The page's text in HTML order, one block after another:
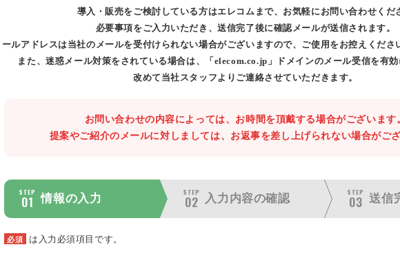
導入・販売をご検討している方はエレコムまで、お気軽にお問い合わせくだ
必要事項をご入力いただき、送信完了後に確認メールが送信されます。
ールアドレスは当社のメールを受付けられない場合がございますので、ご使用をお控えくださ
また、迷惑メール対策をされている場合は、「elecom.co.jp」ドメインのメール受信を有効
改めて当社スタッフよりご連絡させていただきます。
お問い合わせの内容によっては、お時間を頂戴する場合がございます
提案やご紹介のメールに対しましては、お返事を差し上げられない場合がござ
STEP
01 情報の入力
STEP
02 入力内容の確認
STEP
03 送信
必須 は入力必須項目です。